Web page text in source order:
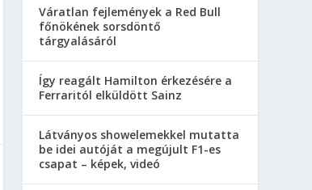
Váratlan fejlemények a Red Bull
főnökének sorsdöntő
tárgyalásáról
Így reagált Hamilton érkezésére a
Ferraritól elküldött Sainz
Látványos showelemekkel mutatta
be idei autóját a megújult F1-es
csapat – képek, videó